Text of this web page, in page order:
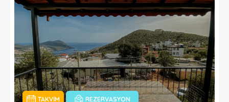
TAKVIM REZERVASYON